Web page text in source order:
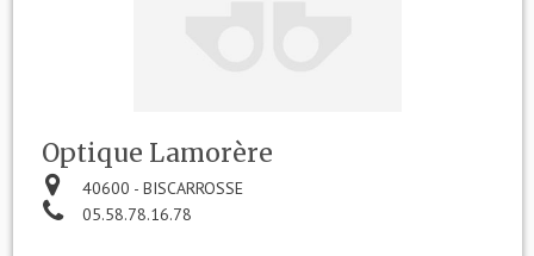
Optique Lamorère
40600 - BISCARROSSE
05.58.78.16.78